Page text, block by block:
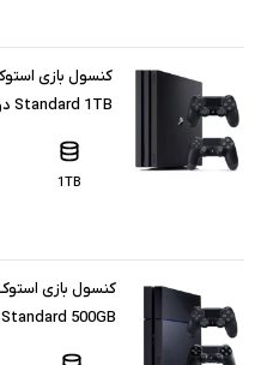
Standard 1TB دو دسته
1TB
Standard 500GB دو دسته